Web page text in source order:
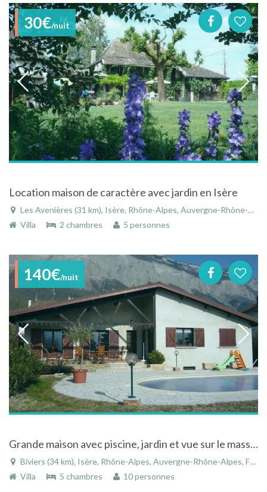
30€/nuit
Location maison de caractère avec jardin en Isère
Les Avenières (31 km), Isère, Rhône-Alpes, Auvergne-Rhône-Alpes, France
Villa
2 chambres 5 personnes
140€/nuit
Grande maison avec piscine, jardin et vue sur le massif de Belledonne (Alpes)❤️
Biviers (34 km), Isère, Rhône-Alpes, Auvergne-Rhône-Alpes, France
Villa
5 chambres 10 personnes